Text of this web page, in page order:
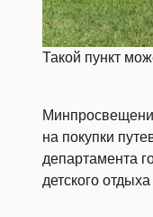
Такой пункт
на покупки
департамента
детского